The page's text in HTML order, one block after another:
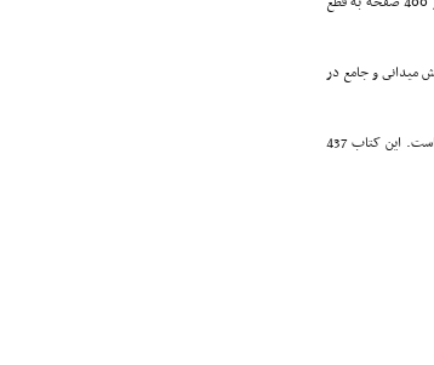
میدانى و جامع در
3 ـ کتاب الصلاة این اثر گرانسنگ ـ که در مورد مسائل نماز است به صورت علمى و بسیار دقیق و مستدل بحث کرده است. این کتاب 437